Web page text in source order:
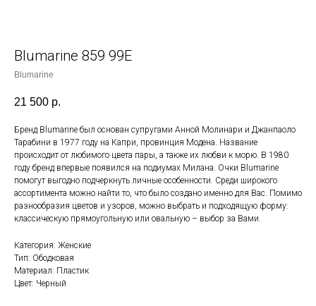
Blumarine 859 99E
Blumarine
21 500 р.
Бренд Blumarine был основан супругами Анной Молинари и Джанпаоло
Тарабини в 1977 году на Капри, провинция Модена. Название
происходит от любимого цвета пары, а также их любви к морю. В 1980
году бренд впервые появился на подиумах Милана. Очки Blumarine
помогут выгодно подчеркнуть личные особенности. Среди широкого
ассортимента можно найти то, что было создано именно для Вас. Помимо
разнообразия цветов и узоров, можно выбрать и подходящую форму:
классическую прямоугольную или овальную – выбор за Вами.
Категория: Женские
Тип: Ободковая
Материал: Пластик
Цвет: Черный